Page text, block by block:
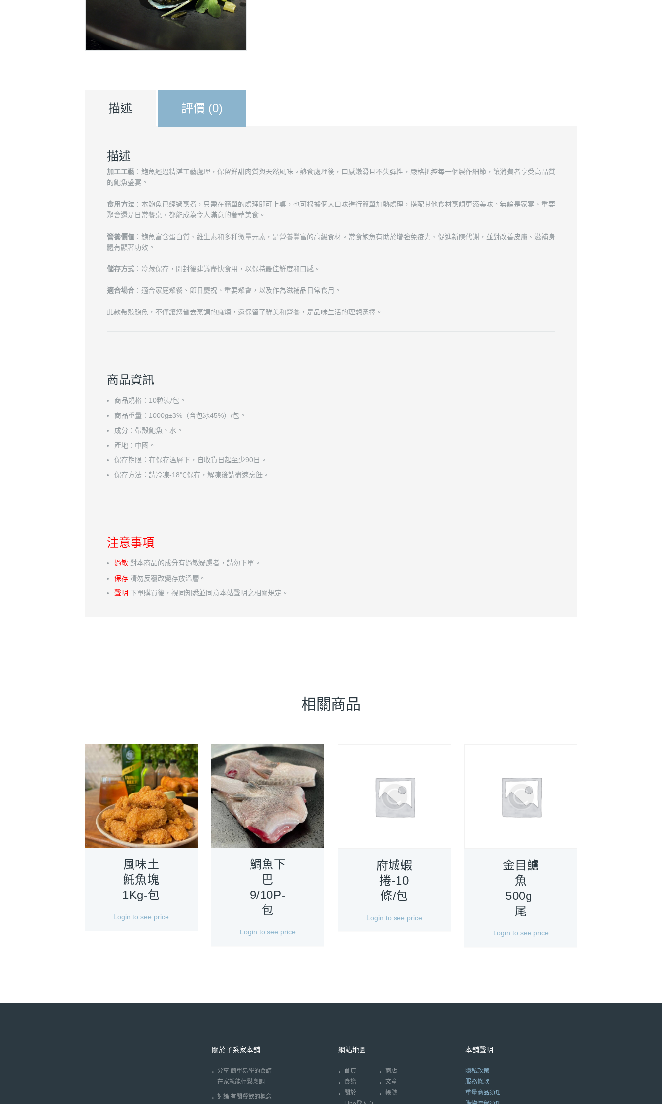
描述 評價 (0)
描述
加工工藝：鮑魚經過精湛工藝處理，保留鮮甜肉質與天然風味。熟食處理後，口感嫩滑且不失彈性，嚴格把控每一個製作細節，讓消費者享受高品質
的鮑魚盛宴。
食用方法：本鮑魚已經過烹煮，只需在簡單的處理即可上桌，也可根據個人口味進行簡單加熱處理，搭配其他食材烹調更添美味。無論是家宴、重要
聚會還是日常餐桌，都能成為令人滿意的奢華美食。
營養價值：鮑魚富含蛋白質、維生素和多種微量元素，是營養豐富的高級食材。常食鮑魚有助於增強免疫力、促進新陳代謝，並對改善皮膚、滋補身
體有顯著功效。
儲存方式：冷藏保存，開封後建議盡快食用，以保持最佳鮮度和口感。
適合場合：適合家庭聚餐、節日慶祝、重要聚會，以及作為滋補品日常食用。
此款帶殼鮑魚，不僅讓您省去烹調的麻煩，還保留了鮮美和營養，是品味生活的理想選擇。
商品資訊
商品規格：10粒裝/包。
商品重量：1000g±3℅（含包冰45%）/包。
成分：帶殼鮑魚、水。
產地：中國。
保存期限：在保存溫層下，自收貨日起至少90日。
保存方法：請冷凍-18℃保存，解凍後請盡速烹飪。
注意事項
過敏 對本商品的成分有過敏疑慮者，請勿下單。
保存 請勿反覆改變存放溫層。
聲明 下單購買後，視同知悉並同意本站聲明之相關規定。
相關商品
風味土
魠魚塊
1Kg-包
Login to see price
鯛魚下
巴
9/10P-
包
Login to see price
府城蝦
捲-10
條/包
Login to see price
金目鱸
魚
500g-
尾
Login to see price
關於子系家本舖
分享 簡單易學的食譜
在家就能輕鬆烹調
討論 有關餐飲的概念
網站地圖
首頁
商店
食譜
文章
關於
帳號
本舖聲明
隱私政策
服務條款
重量商品須知